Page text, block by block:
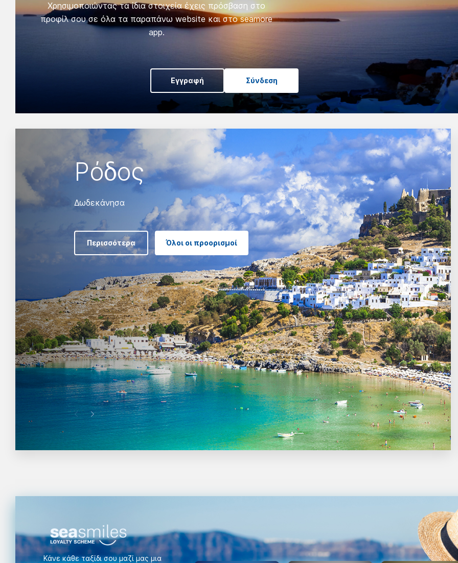
Χρησιμοποιώντας τα ίδια στοιχεία έχεις πρόσβαση στο
προφίλ σου σε όλα τα παραπάνω website και στο seamore
app.
Τα
το
Εγγραφή Σύνδεση
Ρόδος
Δωδεκάνησα
Περισσότερα Όλοι οι προορισμοί
Κάνε κάθε ταξίδι σου μαζί μας μια